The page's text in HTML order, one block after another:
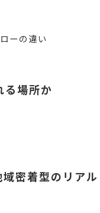
ーの違い
る場所か
密着型のリアル